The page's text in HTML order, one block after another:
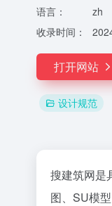
语言：
zh
收录时间：
打开网站
设计规范
搜建筑网是
图、SU模